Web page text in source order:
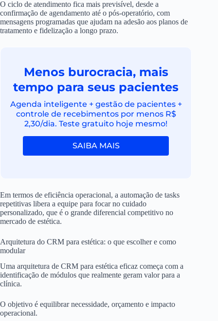
O ciclo de atendimento fica mais previsível, desde a
confirmação de agendamento até o pós-operatório, com
mensagens programadas que ajudam na adesão aos planos de
tratamento e fidelização a longo prazo.
Menos burocracia, mais
tempo para seus pacientes
Agenda inteligente + gestão de pacientes +
controle de recebimentos por menos R$
2,30/dia. Teste gratuito hoje mesmo!
SAIBA MAIS
Em termos de eficiência operacional, a automação de tasks
repetitivas libera a equipe para focar no cuidado
personalizado, que é o grande diferencial competitivo no
mercado de estética.
Arquitetura do CRM para estética: o que escolher e como
modular
Uma arquitetura de CRM para estética eficaz começa com a
identificação de módulos que realmente geram valor para a
clínica.
O objetivo é equilibrar necessidade, orçamento e impacto
operacional.